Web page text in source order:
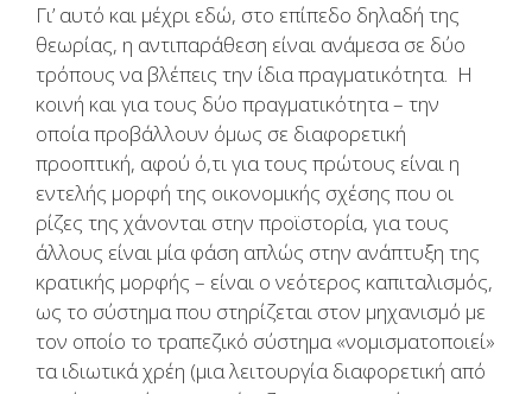
Γι’ αυτό και μέχρι εδώ, στο επίπεδο δηλαδή της
θεωρίας, η αντιπαράθεση είναι ανάμεσα σε δύο
τρόπους να βλέπεις την ίδια πραγματικότητα. Η
κοινή και για τους δύο πραγματικότητα – την
οποία προβάλλουν όμως σε διαφορετική
προοπτική, αφού ό,τι για τους πρώτους είναι η
εντελής μορφή της οικονομικής σχέσης που οι
ρίζες της χάνονται στην προϊστορία, για τους
άλλους είναι μία φάση απλώς στην ανάπτυξη της
κρατικής μορφής – είναι ο νεότερος καπιταλισμός,
ως το σύστημα που στηρίζεται στον μηχανισμό με
τον οποίο το τραπεζικό σύστημα «νομισματοποιεί»
τα ιδιωτικά χρέη (μια λειτουργία διαφορετική από